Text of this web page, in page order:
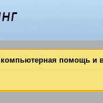
компьютерная помощь и